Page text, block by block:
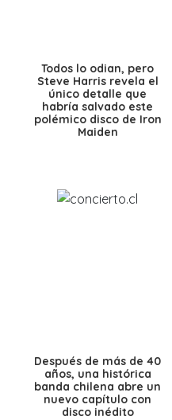
Todos lo odian, pero
Steve Harris revela el
único detalle que
habría salvado este
polémico disco de Iron
Maiden
Después de más de 40
años, una histórica
banda chilena abre un
nuevo capítulo con
disco inédito